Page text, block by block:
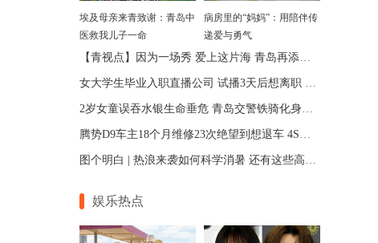
埃及母亲来青致谢：青岛中
医救我儿子一命
病房里的“妈妈”：用陪伴传
递爱与勇气
【青视点】因为一场秀 爱上这片海 青岛再添文旅新名片
女大学生毕业入职直播公司 试播3天后想离职 被索赔1万元
2岁女童误吞水银生命垂危 青岛交警铁骑化身救命“闪电侠”
腾势D9车主18个月维修23次绝望到想退车 4S店:期望值太高
图个明白 | 热浪来袭如何科学消暑 还有这些高发病要小心
娱乐热点